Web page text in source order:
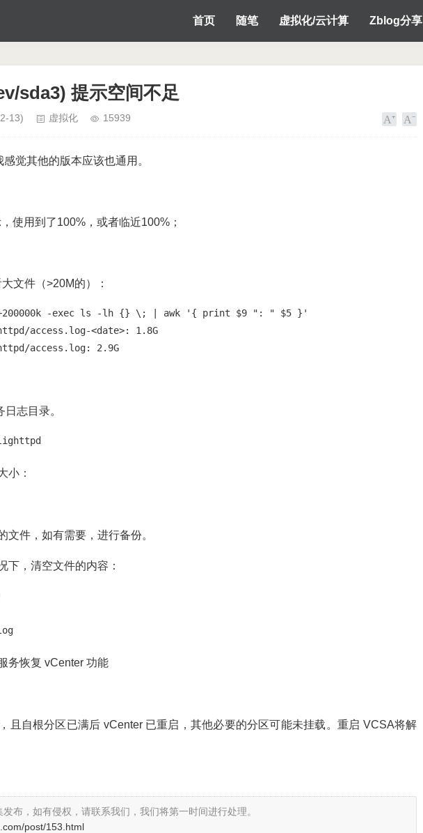
首页 随笔 虚拟化/云计算 Zblog分享
sda3) 提示空间不足
13) 虚拟化 15939
觉其他的版本应该也通用。
使用到了100%，或者临近100%；
文件（>20M的）：
-exec ls -lh {} \; | awk '{ print $9 ": " $5 }'
access.log-<date>: 1.8G
access.log: 2.9G
志目录。
小：
文件，如有需要，进行备份。
下，清空文件的内容：
务恢复 vCenter 功能
且自根分区已满后 vCenter 已重启，其他必要的分区可能未挂载。重启 VCSA将解
发布，如有侵权，请联系我们，我们将第一时间进行处理。
post/153.html